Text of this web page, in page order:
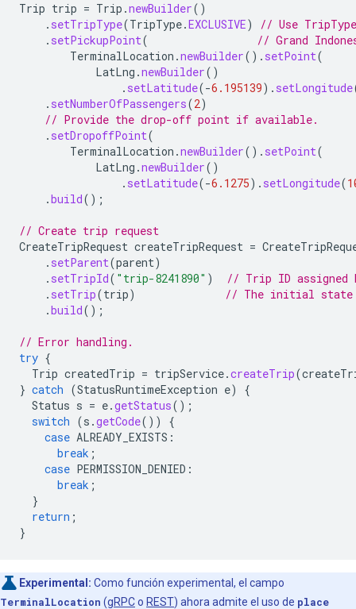
Trip trip = Trip .newBuilder()
. setTripType(TripType.EXCLUSIVE)
// Use
. setPickupPoint(
// Grand
TerminalLocation .newBuilder(). setPoint(
LatLng .newBuilder()
. setLatitude(-6.195139). setLongitude
. setNumberOfPassengers(2)
// Provide the drop-off point if available.
. setDropoffPoint(
TerminalLocation .newBuilder(). setPoint(
LatLng .newBuilder()
. setLatitude(-6.1275). setLongitude(
.build();
// Create trip request
CreateTripRequest createTripRequest =
. setParent(parent)
. setTripId( "trip-8241890" )
// Trip ID assigned
. setTrip(trip)
// The initial state
.build();
// Error handling.
try {
Trip createdTrip = tripService.createTrip(
} catch (StatusRuntimeException e)
{
Status s = e.getStatus();
switch (s .getCode())
{
case ALREADY_EXISTS :
break ;
case PERMISSION_DENIED :
break ;
}
return ;
}
Experimental: Como función experimental, el campo
TerminalLocation (gRPCo REST) ahora admite el uso de place